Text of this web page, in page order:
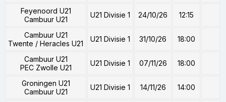
Feyenoord U21
Cambuur U21
U21 Divisie 1 24/10/26 12:15
Cambuur U21
Twente / Heracles U21
U21 Divisie 1 31/10/26 18:00
Cambuur U21
PEC Zwolle U21
U21 Divisie 1 07/11/26 18:00
Groningen U21
Cambuur U21
U21 Divisie 1 14/11/26 14:00